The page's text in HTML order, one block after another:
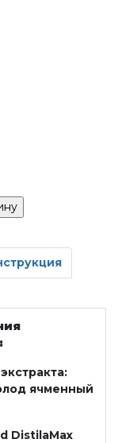
ячменный
DistilaMax